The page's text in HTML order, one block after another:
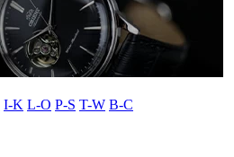
I-K L-O P-S T-W В-С